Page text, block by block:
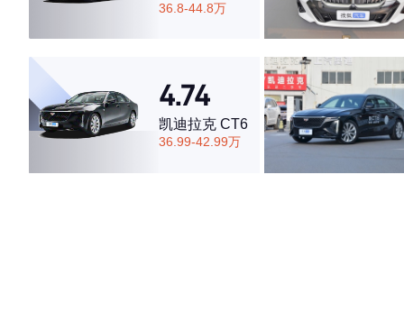
36.8-44.8万
4.74
凯迪拉克 CT6
36.99-42.99万